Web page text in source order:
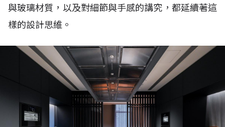
與玻璃材質，以及對細節與手感的講究，都延續著這
樣的設計思維。